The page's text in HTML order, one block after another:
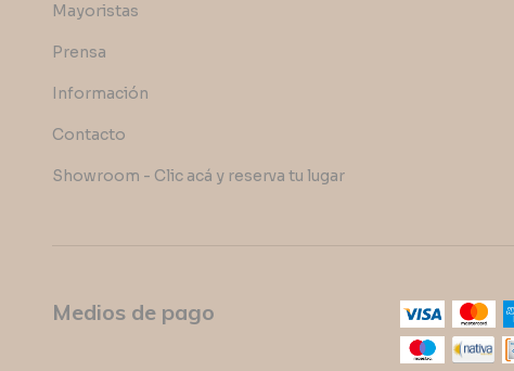
Mayoristas
Prensa
Información
Contacto
Showroom - Clic acá y reserva tu lugar
Medios de pago